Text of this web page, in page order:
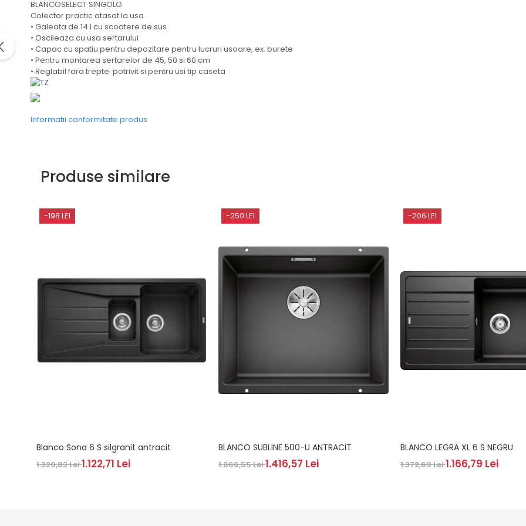
Domino( seturi modulare)
Electrice
Inductie
Plite cu hota integrata
BLANCOSELECT SINGOLO
Colector practic atasat la usa
• Galeata de 14 l cu scoatere de sus
• Oscileaza cu usa sertarului
• Capac cu spatiu pentru depozitare pentru lucruri usoare, ex. burete
• Pentru montarea sertarelor de 45, 50 si 60 cm
• Reglabil fara trepte: potrivit si pentru usi tip caseta
Informatii conformitate produs
Produse similare
-198 LEI
Blanco Sona 6 S silgranit antracit
1.320,83 Lei1.122,71 Lei
-250 LEI
BLANCO SUBLINE 500-U ANTRACIT
1.666,55 Lei1.416,57 Lei
-206 LEI
BLANCO LEGRA XL 6 S NEGRU
1.372,69 Lei1.166,79 Lei